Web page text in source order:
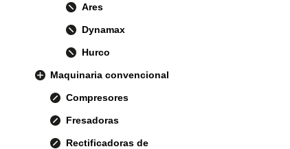
Ares
Dynamax
Hurco
Maquinaria convencional
Compresores
Fresadoras
Rectificadoras de